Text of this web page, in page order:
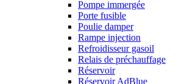
Pompe immergée
Porte fusible
Poulie damper
Rampe injection
Refroidisseur gasoil
Relais de préchauffage
Réservoir
Réservoir AdBlue